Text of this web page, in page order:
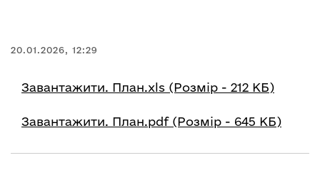
20.01.2026, 12:29
Завантажити. План.xls (Розмір - 212 КБ)
Завантажити. План.pdf (Розмір - 645 КБ)